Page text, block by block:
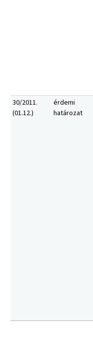
30/2011.
(01.12.)
érdemi
határozat